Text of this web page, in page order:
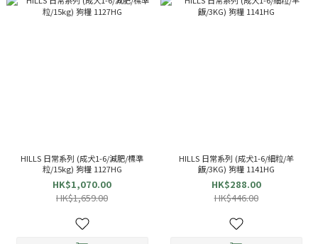
HILLS 日常系列 (成犬1-6/減肥/標準
粒/15kg) 狗糧 1127HG
HK$1,070.00
HK$1,659.00
HILLS 日常系列 (成犬1-6/細粒/羊
飯/3KG) 狗糧 1141HG
HK$288.00
HK$446.00